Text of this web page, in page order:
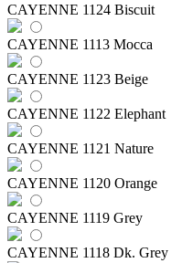
CAYENNE 1124 Biscuit
CAYENNE 1113 Mocca
CAYENNE 1123 Beige
CAYENNE 1122 Elephant
CAYENNE 1121 Nature
CAYENNE 1120 Orange
CAYENNE 1119 Grey
CAYENNE 1118 Dk. Grey